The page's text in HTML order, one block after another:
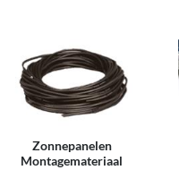
Zonnepanelen
Montagemateriaal